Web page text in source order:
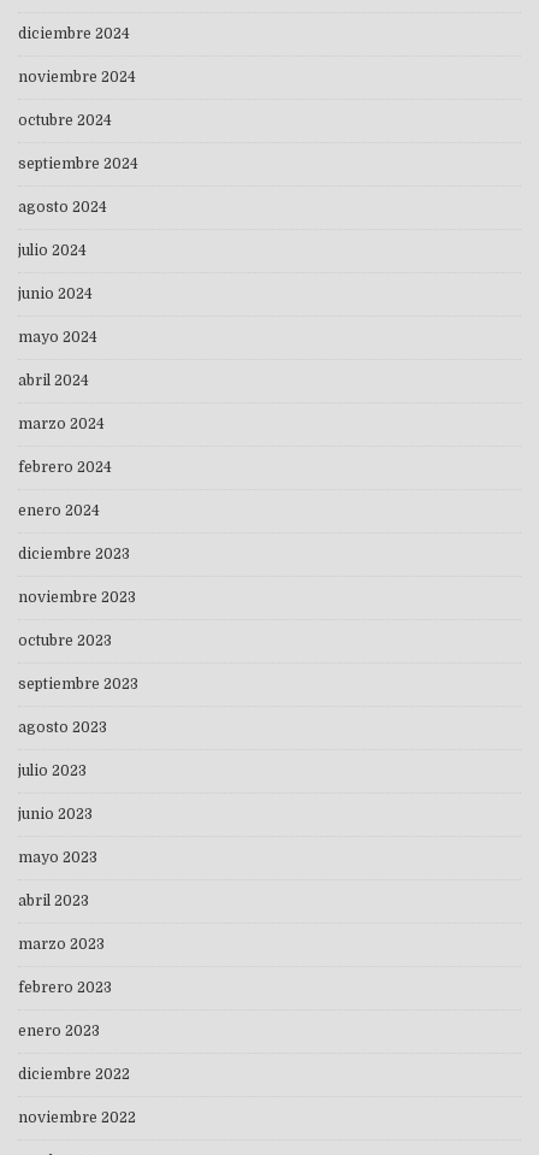
diciembre 2024
noviembre 2024
octubre 2024
septiembre 2024
agosto 2024
julio 2024
junio 2024
mayo 2024
abril 2024
marzo 2024
febrero 2024
enero 2024
diciembre 2023
noviembre 2023
octubre 2023
septiembre 2023
agosto 2023
julio 2023
junio 2023
mayo 2023
abril 2023
marzo 2023
febrero 2023
enero 2023
diciembre 2022
noviembre 2022